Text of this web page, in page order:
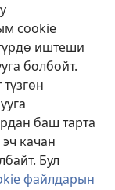
cookie
иштеши
болбойт.
баш тарта
качан
Бул
файлдарын